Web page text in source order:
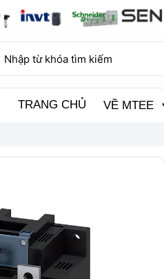
kiếm:
TRANG CHỦ VỀ MTEE